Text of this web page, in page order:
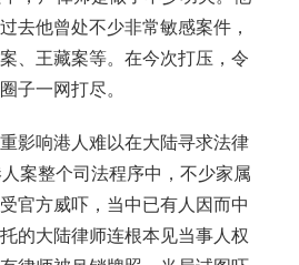
去他曾处不少非常敏感案件，
、王藏案等。在今次打压，令
子一网打尽。
影响港人难以在大陆寻求法律
案整个司法程序中，不少家属
官方威吓，当中已有人因而中
的大陆律师连根本见当事人权